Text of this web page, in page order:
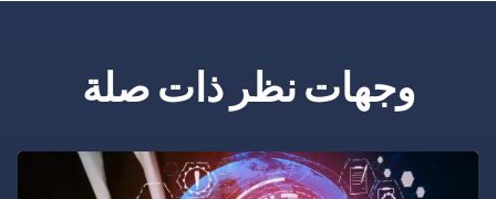
وجهات نظر ذات صلة